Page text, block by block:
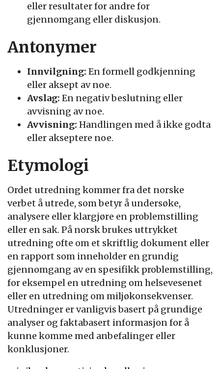
eller resultater for andre for
gjennomgang eller diskusjon.
Antonymer
Innvilgning: En formell godkjenning
eller aksept av noe.
Avslag: En negativ beslutning eller
avvisning av noe.
Avvisning: Handlingen med å ikke godta
eller akseptere noe.
Etymologi
Ordet utredning kommer fra det norske
verbet å utrede, som betyr å undersøke,
analysere eller klargjøre en problemstilling
eller en sak. På norsk brukes uttrykket
utredning ofte om et skriftlig dokument eller
en rapport som inneholder en grundig
gjennomgang av en spesifikk problemstilling,
for eksempel en utredning om helsevesenet
eller en utredning om miljøkonsekvenser.
Utredninger er vanligvis basert på grundige
analyser og faktabasert informasjon for å
kunne komme med anbefalinger eller
konklusjoner.